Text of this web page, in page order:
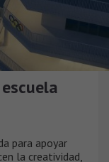
para apoyar
la creatividad,